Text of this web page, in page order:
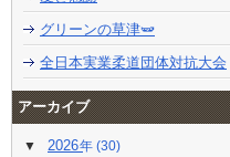
グリーンの草津🫛
全日本実業柔道団体対抗大会
アーカイブ
2026 (30)